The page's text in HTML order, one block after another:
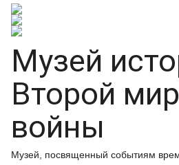
Музей
Второй
войны
Музей, посвященный событиям